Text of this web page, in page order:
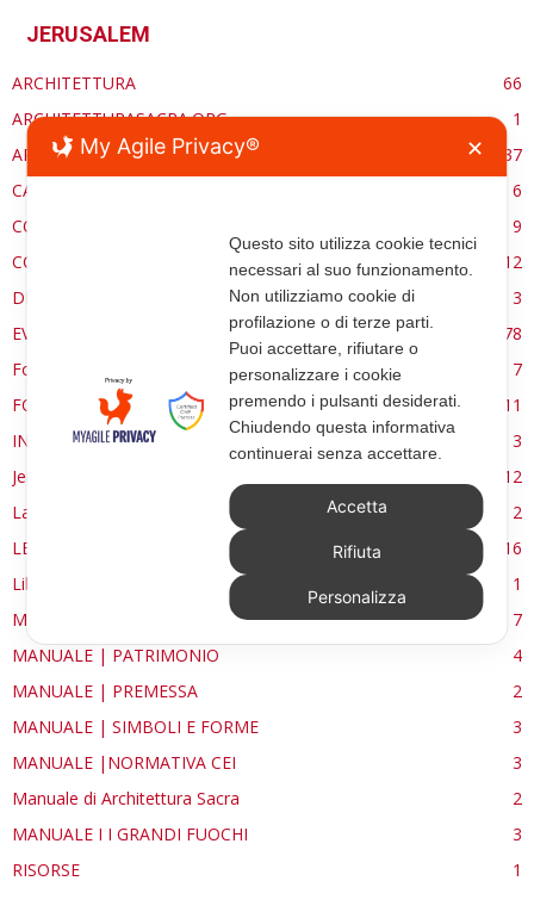
JERUSALEM
ARCHITETTURA
66
ARCHITETTURASACRA.ORG
1
ARTE
37
CARE ECCLESSIA
6
CONSERVAZIONE
9
CONTROCANTO
12
DE RE AEDIFICATORIA
3
EVENTI
78
Forma, spazio e ordine
7
FORMAZIONE
11
INTERVIEW
3
Jerusalem
12
La Materia e l'Immagine
2
LETTURE
16
Libri
1
MANUALE | FUOCHI LITURGICI
7
MANUALE | PATRIMONIO
4
MANUALE | PREMESSA
2
MANUALE | SIMBOLI E FORME
3
MANUALE |NORMATIVA CEI
3
Manuale di Architettura Sacra
2
MANUALE I I GRANDI FUOCHI
3
RISORSE
1
My Agile Privacy® ✕
Questo sito utilizza cookie tecnici
necessari al suo funzionamento.
Non utilizziamo cookie di
profilazione o di terze parti.
Puoi accettare, rifiutare o
personalizzare i cookie
premendo i pulsanti desiderati.
Chiudendo questa informativa
continuerai senza accettare.
Accetta
Rifiuta
Personalizza